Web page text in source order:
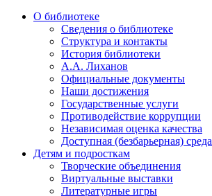
О библиотеке
Сведения о библиотеке
Структура и контакты
История библиотеки
А.А. Лиханов
Официальные документы
Наши достижения
Государственные услуги
Противодействие коррупции
Независимая оценка качества
Доступная (безбарьерная) среда
Детям и подросткам
Творческие объединения
Виртуальные выставки
Литературные игры